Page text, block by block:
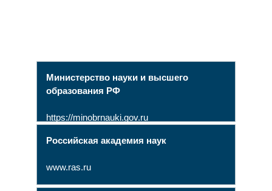
Министерство науки и высшего
образования РФ
https://minobrnauki.gov.ru
Российская академия наук
www.ras.ru